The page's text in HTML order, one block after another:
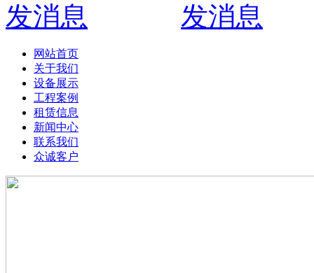
网站首页
关于我们
设备展示
工程案例
租赁信息
新闻中心
联系我们
众诚客户